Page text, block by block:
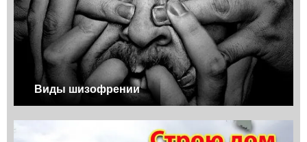
Виды шизофрении